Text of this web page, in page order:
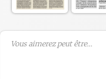
Vous aimerez peut être...